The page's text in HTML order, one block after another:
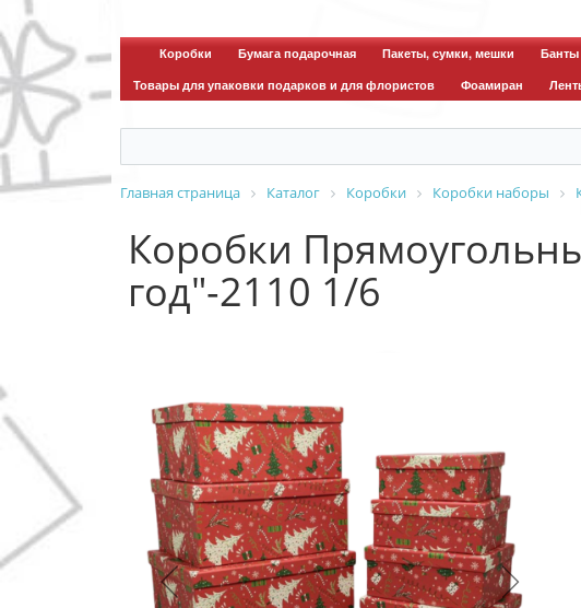
Коробки Бумага подарочная Пакеты, сумки, мешки Банты
Товары для упаковки подарков и для флористов
Фоамиран
Главная страница Каталог Коробки Коробки наборы
Коробки
год"-2110 1/6